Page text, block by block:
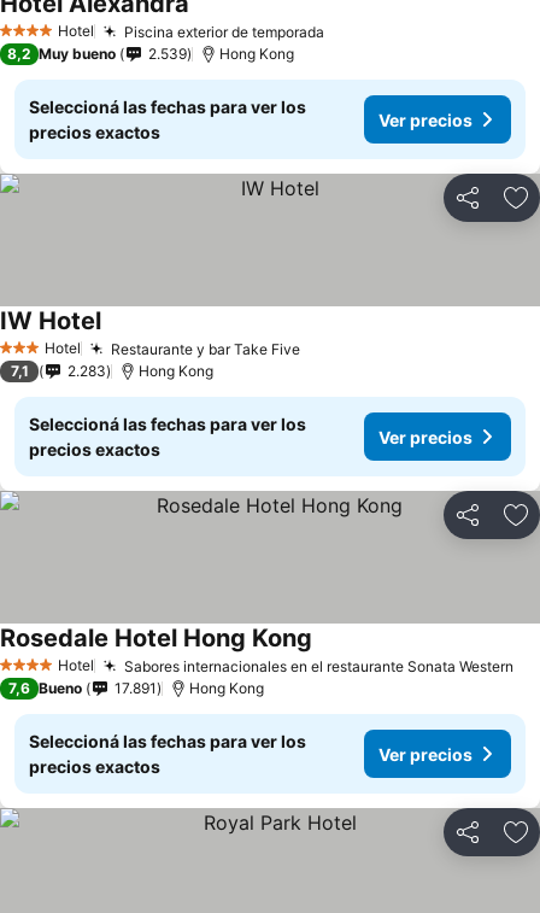
4 EstrellasHotel Piscina exterior de temporada
8,2 Muy bueno 2.539 Hong Kong
Seleccioná las fechas para ver los
precios exactos
Ver precios
Compartir
3 Estrellas
Hotel Restaurante y bar Take FiveVer precios
IW HotelVer precios
7,1 2.283 Hong Kong
Seleccioná las fechas para ver los
precios exactos
Ver precios
Compartir
4 EstrellasHotel Sabores internacionales en el restaurante Sonata Western
Rosedale Hotel Hong Kong
7,6 Bueno 17.891 Hong Kong
Seleccioná las fechas para ver los
precios exactos
Ver precios
Compartir